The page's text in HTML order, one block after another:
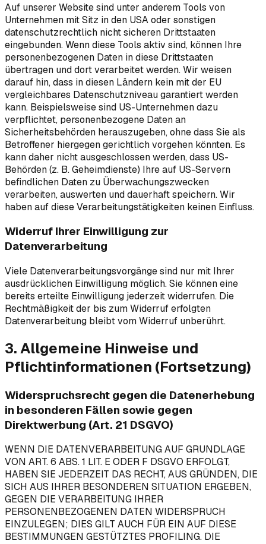
Auf unserer Website sind unter anderem Tools von
Unternehmen mit Sitz in den USA oder sonstigen
datenschutzrechtlich nicht sicheren Drittstaaten
eingebunden. Wenn diese Tools aktiv sind, können Ihre
personenbezogenen Daten in diese Drittstaaten
übertragen und dort verarbeitet werden. Wir weisen
darauf hin, dass in diesen Ländern kein mit der EU
vergleichbares Datenschutzniveau garantiert werden
kann. Beispielsweise sind US-Unternehmen dazu
verpflichtet, personenbezogene Daten an
Sicherheitsbehörden herauszugeben, ohne dass Sie als
Betroffener hiergegen gerichtlich vorgehen könnten. Es
kann daher nicht ausgeschlossen werden, dass US-
Behörden (z. B. Geheimdienste) Ihre auf US-Servern
befindlichen Daten zu Überwachungszwecken
verarbeiten, auswerten und dauerhaft speichern. Wir
haben auf diese Verarbeitungstätigkeiten keinen Einfluss.
Widerruf Ihrer Einwilligung zur
Datenverarbeitung
Viele Datenverarbeitungsvorgänge sind nur mit Ihrer
ausdrücklichen Einwilligung möglich. Sie können eine
bereits erteilte Einwilligung jederzeit widerrufen. Die
Rechtmäßigkeit der bis zum Widerruf erfolgten
Datenverarbeitung bleibt vom Widerruf unberührt.
3. Allgemeine Hinweise und
Pflichtinformationen (Fortsetzung)
Widerspruchsrecht gegen die Datenerhebung
in besonderen Fällen sowie gegen
Direktwerbung (Art. 21 DSGVO)
WENN DIE DATENVERARBEITUNG AUF GRUNDLAGE
VON ART. 6 ABS. 1 LIT. E ODER F DSGVO ERFOLGT,
HABEN SIE JEDERZEIT DAS RECHT, AUS GRÜNDEN, DIE
SICH AUS IHRER BESONDEREN SITUATION ERGEBEN,
GEGEN DIE VERARBEITUNG IHRER
PERSONENBEZOGENEN DATEN WIDERSPRUCH
EINZULEGEN; DIES GILT AUCH FÜR EIN AUF DIESE
BESTIMMUNGEN GESTÜTZTES PROFILING. DIE